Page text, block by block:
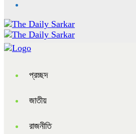
প্রচ্ছদ
জাতীয়
রাজনীতি